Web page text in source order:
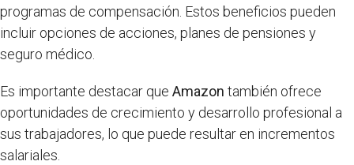
programas de compensación. Estos beneficios pueden
incluir opciones de acciones, planes de pensiones y
seguro médico.
Es importante destacar que Amazon también ofrece
oportunidades de crecimiento y desarrollo profesional a
sus trabajadores, lo que puede resultar en incrementos
salariales.